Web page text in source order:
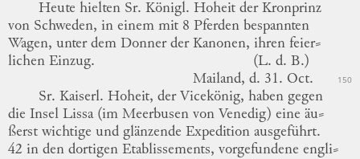
Heute hielten Sr. Königl. Hoheit der Kronprinz
von Schweden, in einem mit 8 Pferden bespannten
Wagen, unter dem Donner der Kanonen, ihren feier⸗
lichen Einzug.
(L. d. B.)
Mailand, d. 31. Oct. 150
Sr. Kaiserl. Hoheit, der Vicekönig, haben gegen
die Insel Lissa(im Meerbusen von Venedig) eine äu⸗
ßerst wichtige und glänzende Expedition ausgeführt.
42 in den dortigen Etablissements, vorgefundene engli⸗